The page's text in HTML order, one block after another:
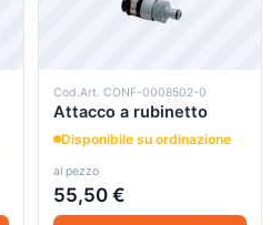
Cod.Art. CONF-0008502-0
Attacco a rubinetto
Disponibile su ordinazione
al pezzo
55,50 €